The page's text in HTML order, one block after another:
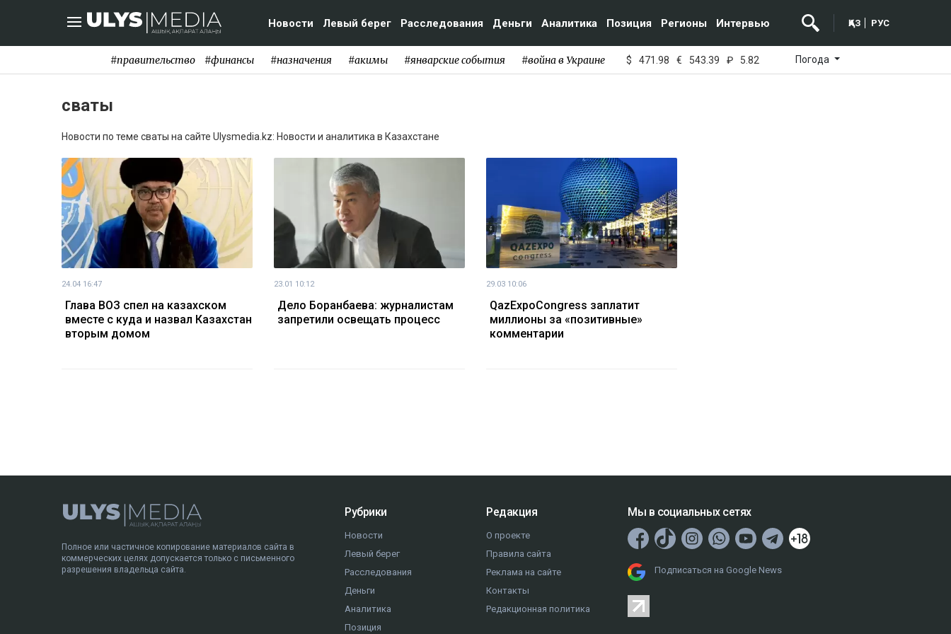
Новости Левый берег Расследования Деньги Аналитика Позиция Регионы Интервью ҚАЗ РУС
#правительство #финансы #назначения #акимы #январские события #война в Украине $ 471.98 € 543.39 ₽ 5.82 Погода
сваты
Новости по теме сваты на сайте Ulysmedia.kz: Новости и аналитика в Казахстане
24.04 16:47
Глава ВОЗ спел на казахском
вместе с куда и назвал Казахстан
вторым домом
23.01 10:12
Дело Боранбаева: журналистам
запретили освещать процесс
29.03 10:06
QazExpoCongress заплатит
миллионы за «позитивные»
комментарии
Полное или частичное копирование материалов сайта в
коммерческих целях допускается только с письменного
разрешения владельца сайта.
Рубрики
Новости
Левый берег
Расследования
Деньги
Аналитика
Позиция
Редакция
О проекте
Правила сайта
Реклама на сайте
Контакты
Редакционная политика
Мы в социальных сетях
Подписаться на Google News